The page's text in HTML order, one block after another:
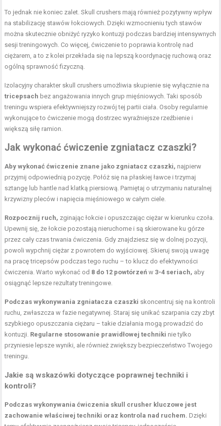
To jednak nie koniec zalet. Skull crushers mają również pozytywny wpływ
na stabilizację stawów łokciowych. Dzięki wzmocnieniu tych stawów
można skutecznie obniżyć ryzyko kontuzji podczas bardziej intensywnych
sesji treningowych. Co więcej, ćwiczenie to poprawia kontrolę nad
ciężarem, a to z kolei przekłada się na lepszą koordynację ruchową oraz
ogólną sprawność fizyczną.
Izolacyjny charakter skull crushers umożliwia skupienie się wyłącznie na
tricepsach bez angażowania innych grup mięśniowych. Taki sposób
treningu wspiera efektywniejszy rozwój tej partii ciała. Osoby regularnie
wykonujące to ćwiczenie mogą dostrzec wyraźniejsze rzeźbienie i
większą siłę ramion.
Jak wykonać ćwiczenie zgniatacz czaszki?
Aby wykonać ćwiczenie znane jako zgniatacz czaszki, najpierw
przyjmij odpowiednią pozycję. Połóż się na płaskiej ławce i trzymaj
sztangę lub hantle nad klatką piersiową. Pamiętaj o utrzymaniu naturalnej
krzywizny pleców i napięcia mięśniowego w całym ciele.
Rozpocznij ruch, zginając łokcie i opuszczając ciężar w kierunku czoła.
Upewnij się, że łokcie pozostają nieruchome i są skierowane ku górze
przez cały czas trwania ćwiczenia. Gdy znajdziesz się w dolnej pozycji,
powoli wypchnij ciężar z powrotem do wyjściowej. Skieruj swoją uwagę
na pracę tricepsów podczas tego ruchu – to klucz do efektywności
ćwiczenia. Warto wykonać od 8 do 12 powtórzeń w3-4 seriach, aby
osiągnąć lepsze rezultaty treningowe.
Podczas wykonywania zgniatacza czaszki skoncentruj się na kontroli
ruchu, zwłaszcza w fazie negatywnej. Staraj się unikać szarpania czy zbyt
szybkiego opuszczania ciężaru – takie działania mogą prowadzić do
kontuzji. Regularne stosowanie prawidłowej techniki nie tylko
przyniesie lepsze wyniki, ale również zwiększy bezpieczeństwo Twojego
treningu.
Jakie są wskazówki dotyczące poprawnej techniki i
kontroli?
Podczas wykonywania ćwiczenia skull crusher kluczowe jest
zachowanie właściwej techniki oraz kontrola nad ruchem. Dzięki